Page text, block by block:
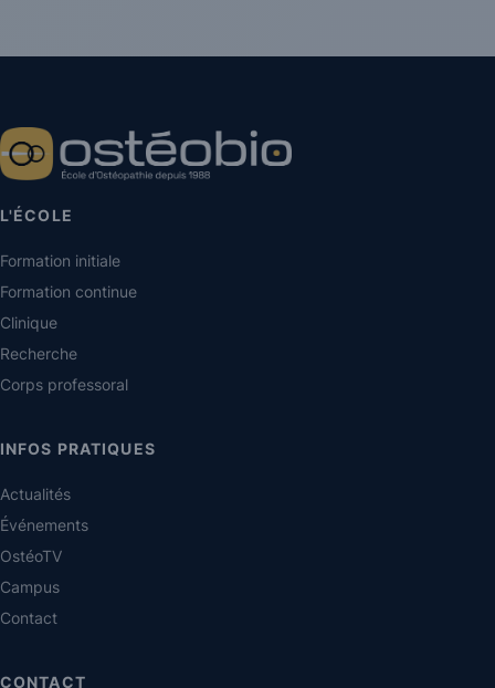
L'ÉCOLE
Formation initiale
Formation continue
Clinique
Recherche
Corps professoral
INFOS PRATIQUES
Actualités
Événements
OstéoTV
Campus
Contact
CONTACT